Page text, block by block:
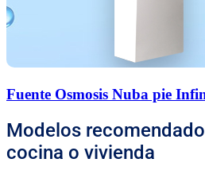
Fuente Osmosis Nuba pie
Modelos
cocina o vivienda